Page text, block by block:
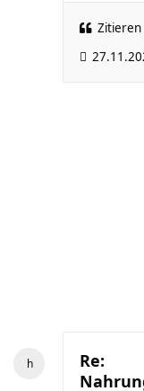
Zitieren
Re: